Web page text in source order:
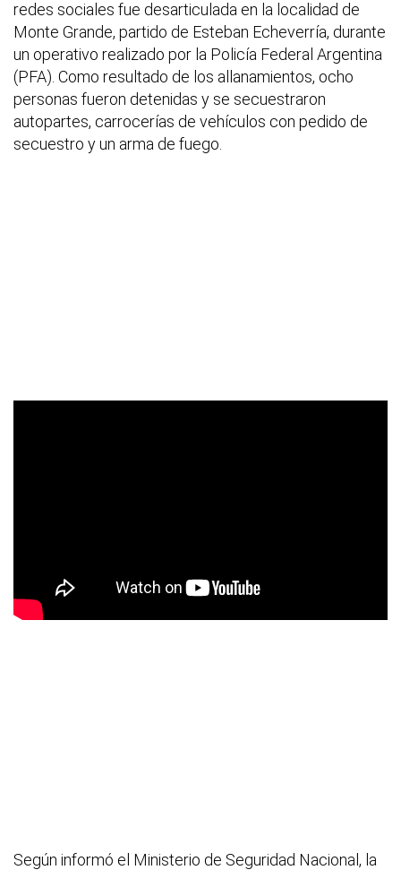
redes sociales fue desarticulada en la localidad de
Monte Grande, partido de Esteban Echeverría, durante
un operativo realizado por la Policía Federal Argentina
(PFA). Como resultado de los allanamientos, ocho
personas fueron detenidas y se secuestraron
autopartes, carrocerías de vehículos con pedido de
secuestro y un arma de fuego.
Según informó el Ministerio de Seguridad Nacional, la